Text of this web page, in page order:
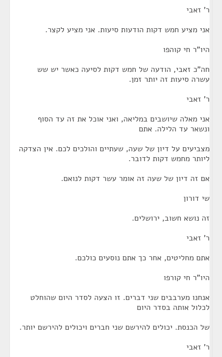
ר' זאבי
אני מציע חמש דקות הודעות סיעות. אני מציע לקצר.
היו"ר חי קוהפו
חה"כ זאבי, הודעה של חמש דקות לסיעה כאשר יש שש
עשרה סיעות זה יותר זמן.
ר' זאבי
אני מאלה שיושבים במליאה, ואני אוכל את זה עד הסוף
ונשאר עד הלילה. אתם
מצביעים על דיון של שעה, שעתיים והולכים לכם. אין הצדקה
ליותר מחמש דקות לדובר.
אם זה דיון של שעה זה אומר עשר דקות לנואם.
שי דורון
זה נושא חשוב, ירושלים.
ר' זאבי
אתם מחליטים, אחר כך אתם נוסעים כולכם.
היו"ר חי קורפו
אנחנו מערבבים שני דברים. זו הצעה לסדר היום שהוחלט
לכלול אותה בסדר היום
של הכנסת. יכולים להירשם שני חברים ויכולים להירשם יותר.
ר' זאבי